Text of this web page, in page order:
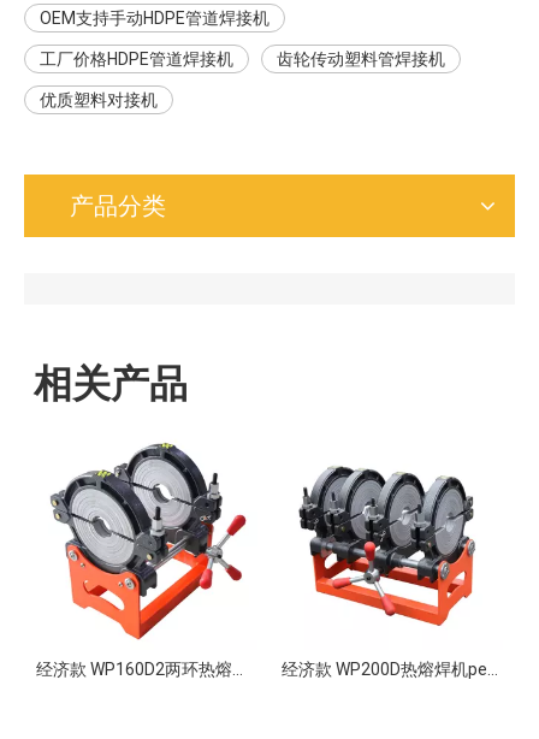
OEM支持手动HDPE管道焊接机
工厂价格HDPE管道焊接机 齿轮传动塑料管焊接机
优质塑料对接机
产品分类
相关产品